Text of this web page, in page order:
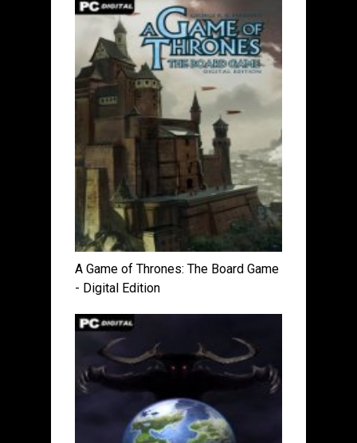
A Game of Thrones: The Board Game
- Digital Edition